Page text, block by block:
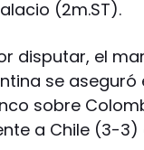
(2m.ST).
disputar, el
se
sobre
a Chile (3-3)